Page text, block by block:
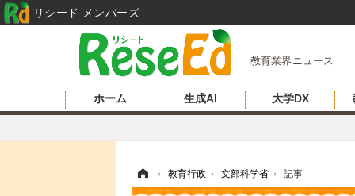
教育業界ニュース
ホーム 生成AI 大学DX
› 教育行政 › 文部科学省 › 記事
リシード メンバーズ